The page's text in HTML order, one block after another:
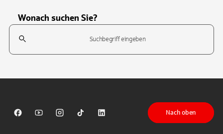
Wonach suchen Sie?
Suchfeld
Sparkasse auf Facebook
Sparkasse auf Youtube
Sparkasse auf Instagram
Sparkasse auf TikTok
Sparkasse auf LinkedIn
Nach oben